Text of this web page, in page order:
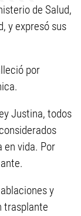
de Salud,
y expresó sus
por
Justina, todos
en vida. Por
y
trasplante